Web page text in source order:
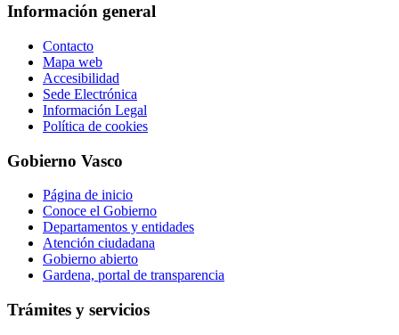
Información general
Contacto
Mapa web
Accesibilidad
Sede Electrónica
Información Legal
Política de cookies
Gobierno Vasco
Página de inicio
Conoce el Gobierno
Departamentos y entidades
Atención ciudadana
Gobierno abierto
Gardena, portal de transparencia
Trámites y servicios